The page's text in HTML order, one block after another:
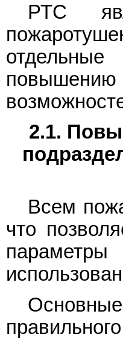
РТС
повышению
2.1.
Всем
что
параметры